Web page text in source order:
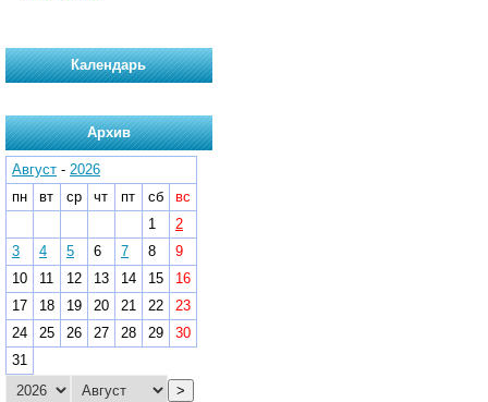
Календарь
Архив
Август - 2026
пн
вт ср чт пт сб
вс
1
2
3
4 5 6 7 8
9
10
11 12 13 14 15
16
17
18 19 20 21 22
23
24
25 26 27 28 29
30
31
>